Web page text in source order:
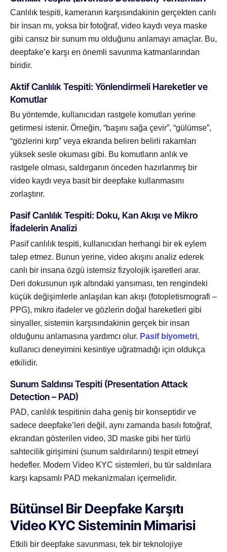
Canlılık tespiti, kameranın karşısındakinin gerçekten canlı
bir insan mı, yoksa bir fotoğraf, video kaydı veya maske
gibi cansız bir sunum mu olduğunu anlamayı amaçlar. Bu,
deepfake’e karşı en önemli savunma katmanlarından
biridir.
Aktif Canlılık Tespiti: Yönlendirmeli Hareketler ve
Komutlar
Bu yöntemde, kullanıcıdan rastgele komutları yerine
getirmesi istenir. Örneğin, “başını sağa çevir”, “gülümse”,
“gözlerini kırp” veya ekranda beliren belirli rakamları
yüksek sesle okuması gibi. Bu komutların anlık ve
rastgele olması, saldırganın önceden hazırlanmış bir
video kaydı veya basit bir deepfake kullanmasını
zorlaştırır.
Pasif Canlılık Tespiti: Doku, Kan Akışı ve Mikro
İfadelerin Analizi
Pasif canlılık tespiti, kullanıcıdan herhangi bir ek eylem
talep etmez. Bunun yerine, video akışını analiz ederek
canlı bir insana özgü istemsiz fizyolojik işaretleri arar.
Deri dokusunun ışık altındaki yansıması, ten rengindeki
küçük değişimlerle anlaşılan kan akışı (fotopletismografi –
PPG), mikro ifadeler ve gözlerin doğal hareketleri gibi
sinyaller, sistemin karşısındakinin gerçek bir insan
olduğunu anlamasına yardımcı olur. Pasif biyometri,
kullanıcı deneyimini kesintiye uğratmadığı için oldukça
etkilidir.
Sunum Saldırısı Tespiti (Presentation Attack
Detection – PAD)
PAD, canlılık tespitinin daha geniş bir konseptidir ve
sadece deepfake’leri değil, aynı zamanda basılı fotoğraf,
ekrandan gösterilen video, 3D maske gibi her türlü
sahtecilik girişimini (sunum saldırılarını) tespit etmeyi
hedefler. Modern Video KYC sistemleri, bu tür saldırılara
karşı kapsamlı PAD mekanizmaları içermelidir.
Bütünsel Bir Deepfake Karşıtı
Video KYC Sisteminin Mimarisi
Etkili bir deepfake savunması, tek bir teknolojiye